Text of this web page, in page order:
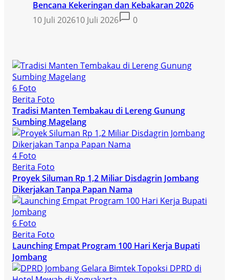
Bencana Kekeringan dan Kebakaran 2026
10 Juli 202610 Juli 2026 0
6 Foto
Berita Foto
Tradisi Manten Tembakau di Lereng Gunung
Sumbing Magelang
4 Foto
Berita Foto
Proyek Siluman Rp 1,2 Miliar Disdagrin Jombang
Dikerjakan Tanpa Papan Nama
6 Foto
Berita Foto
Launching Empat Program 100 Hari Kerja Bupati
Jombang